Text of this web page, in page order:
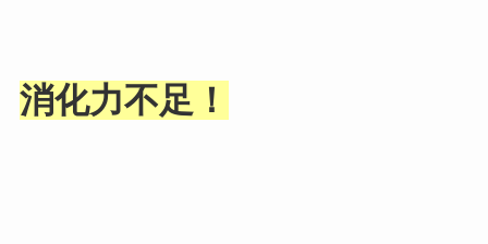
消化力不足！